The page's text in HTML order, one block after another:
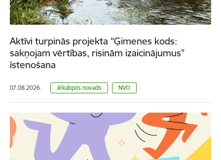
Aktīvi turpinās projekta “Ģimenes kods:
sakņojam vērtības, risinām izaicinājumus”
īstenošana
07.08.2026. Jēkabpils novads NVO